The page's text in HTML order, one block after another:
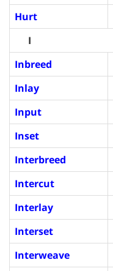
Hurt
I
Inbreed
Inlay
Input
Inset
Interbreed
Intercut
Interlay
Interset
Interweave